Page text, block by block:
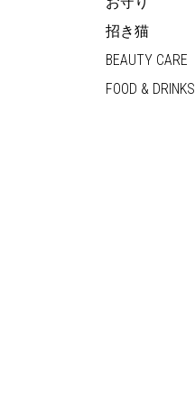
招き猫
BEAUTY CARE
FOOD & DRINKS